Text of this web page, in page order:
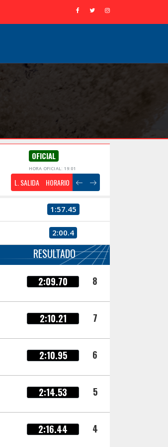
OFICIAL
HORA OFICIAL: 19:01
L. SALIDA HORARIO
1:57.45
2:00.4
RESULTADO
2:09.70 8
2:10.21 7
2:10.95 6
2:14.53 5
2:16.44 4